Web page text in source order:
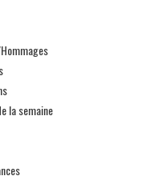
la semaine